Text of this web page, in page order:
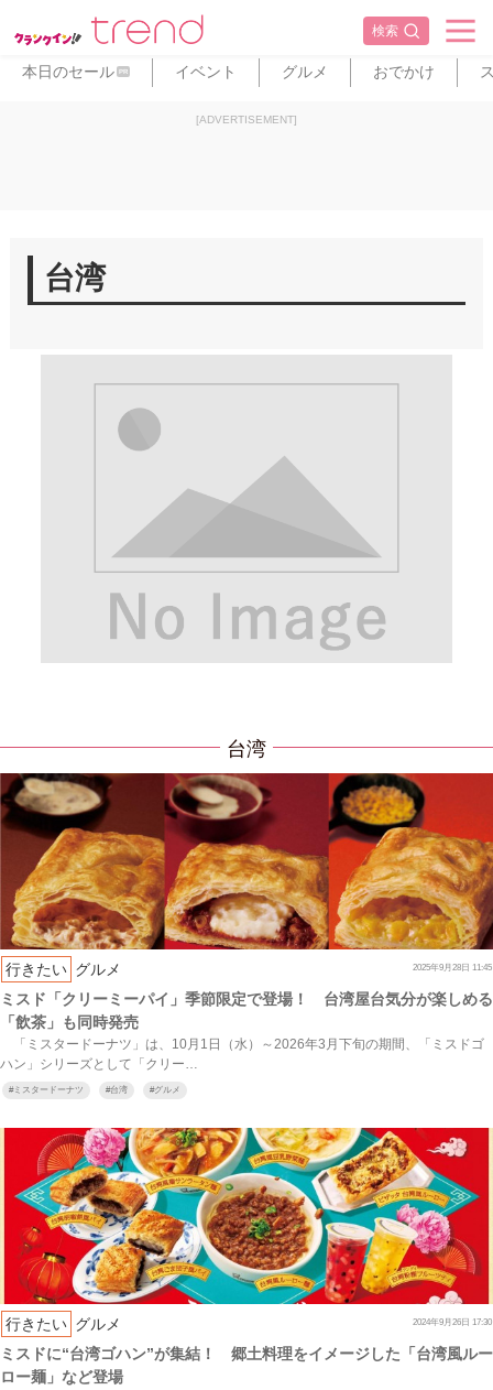
検索
本日のセール PR イベント グルメ おでかけ
[ADVERTISEMENT]
台湾
台湾
行きたい グルメ 2025年9月28日 11:45
ミスド「クリーミーパイ」季節限定で登場！ 台湾屋台気分が楽しめる
「飲茶」も同時発売
「ミスタードーナツ」は、10月1日（水）～2026年3月下旬の期間、「ミスドゴ
ハン」シリーズとして「クリー…
#ミスタードーナツ #台湾 #グルメ
行きたい グルメ 2024年9月26日 17:30
ミスドに“台湾ゴハン”が集結！ 郷土料理をイメージした「台湾風ルー
ロー麺」など登場